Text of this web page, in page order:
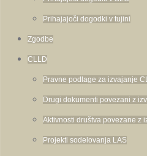
Prihajajoči dogodki v tujini
Zgodbe
CLLD
Pravne podlage za izvajanje
Drugi dokumenti povezani z
Aktivnosti društva povezane z
Projekti sodelovanja LAS